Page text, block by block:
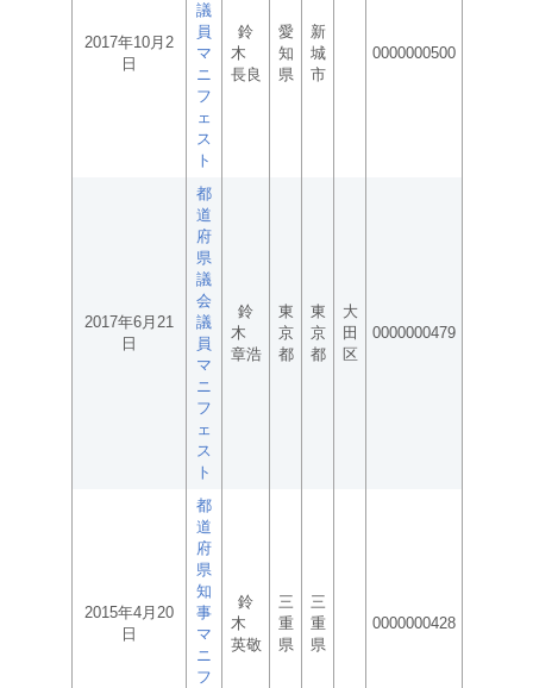
2017年10月2
日
議
員
マ
ニ
フ
ェ
ス
ト
鈴
木
長良
愛
知
県
新
城
市
0000000500
2017年6月21
日
都
道
府
県
議
会
議
員
マ
ニ
フ
ェ
ス
ト
鈴
木
章浩
東
京
都
東
京
都
大
田
区
0000000479
2015年4月20
日
都
道
府
県
知
事
マ
ニ
フ
鈴
木
英敬
三
重
県
三
重
県
0000000428